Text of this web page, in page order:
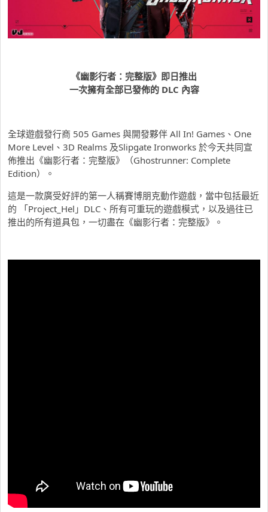
《幽影行者：完整版》即日推出
一次擁有全部已發佈的 DLC 內容
全球遊戲發行商 505 Games 與開發夥伴 All In! Games、One
More Level、3D Realms 及Slipgate Ironworks 於今天共同宣
佈推出《幽影行者：完整版》（Ghostrunner: Complete
Edition）。
這是一款廣受好評的第一人稱賽博朋克動作遊戲，當中包括最近
的 「Project_Hel」DLC、所有可重玩的遊戲模式，以及過往已
推出的所有道具包，一切盡在《幽影行者：完整版》。